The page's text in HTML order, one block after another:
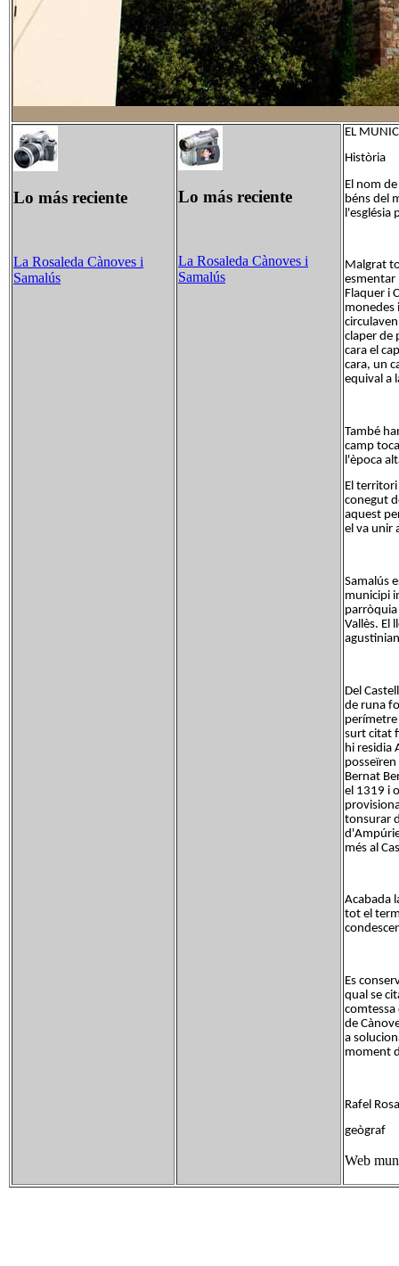
Lo más reciente
La Rosaleda Cànoves i
Samalús
Lo más reciente
La Rosaleda Cànoves i
Samalús
EL
Història
El nom
béns del
l'església
Malgrat
esmentar
Flaquer i
monedes
claper de
cara el
cara, un
equival a
També
camp
l'època
El
conegut
aquest
el va unir
Samalús
municipi
parròquia
Vallès. El
Del
de runa
perímetre
surt citat
hi residia
posseïren
Bernat
el 1319 i
tonsurar
més al
Acabada
tot el
Es
qual se
comtessa
de
a
moment
Rafel
geògraf
Web